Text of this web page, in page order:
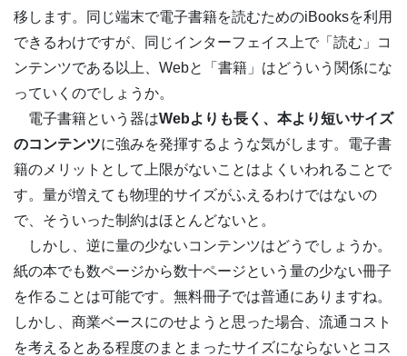
移します。同じ端末で電子書籍を読むためのiBooksを利用
できるわけですが、同じインターフェイス上で「読む」コ
ンテンツである以上、Webと「書籍」はどういう関係にな
っていくのでしょうか。
電子書籍という器はWebよりも長く、本より短いサイズ
のコンテンツに強みを発揮するような気がします。電子書
籍のメリットとして上限がないことはよくいわれることで
す。量が増えても物理的サイズがふえるわけではないの
で、そういった制約はほとんどないと。
しかし、逆に量の少ないコンテンツはどうでしょうか。
紙の本でも数ページから数十ページという量の少ない冊子
を作ることは可能です。無料冊子では普通にありますね。
しかし、商業ベースにのせようと思った場合、流通コスト
を考えるとある程度のまとまったサイズにならないとコス